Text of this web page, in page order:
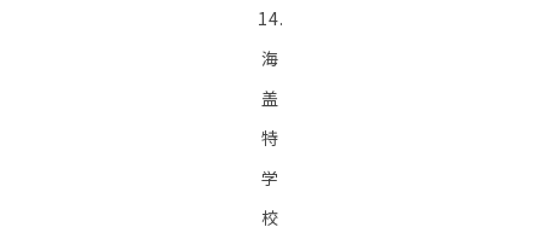
14.
海
盖
特
学
校